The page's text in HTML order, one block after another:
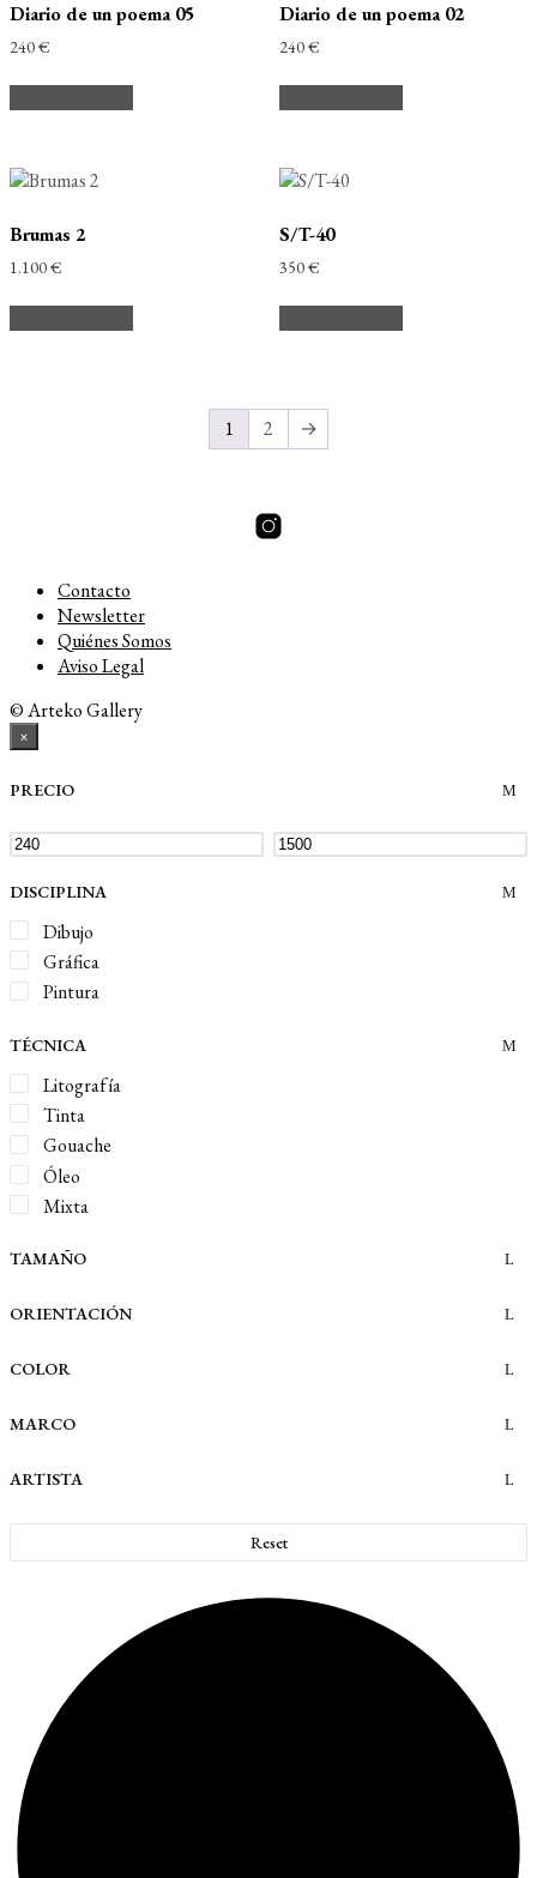
Diario de un poema 05
240€
Diario de un poema 02
240€
Brumas 2
1.100€
S/T-40
350€
1 2 →
Contacto
Newsletter
Quiénes Somos
Aviso Legal
© Arteko Gallery
×
PRECIO
DISCIPLINA
Dibujo
Gráfica
Pintura
TÉCNICA
Litografía
Tinta
Gouache
Óleo
Mixta
TAMAÑO
ORIENTACIÓN
COLOR
MARCO
ARTISTA
Reset